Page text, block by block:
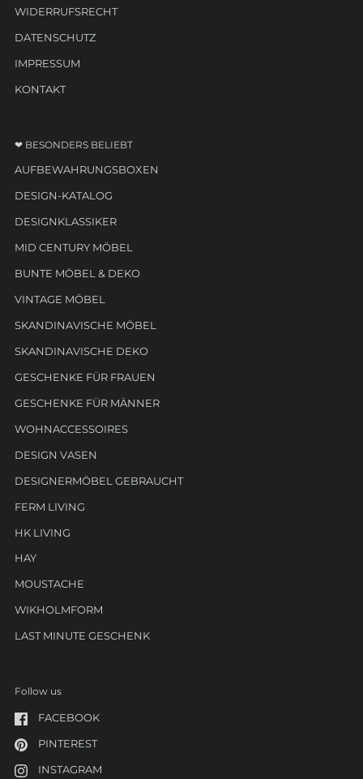
WIDERRUFSRECHT
DATENSCHUTZ
IMPRESSUM
KONTAKT
❤ BESONDERS BELIEBT
AUFBEWAHRUNGSBOXEN
DESIGN-KATALOG
DESIGNKLASSIKER
MID CENTURY MÖBEL
BUNTE MÖBEL & DEKO
VINTAGE MÖBEL
SKANDINAVISCHE MÖBEL
SKANDINAVISCHE DEKO
GESCHENKE FÜR FRAUEN
GESCHENKE FÜR MÄNNER
WOHNACCESSOIRES
DESIGN VASEN
DESIGNERMÖBEL GEBRAUCHT
FERM LIVING
HK LIVING
HAY
MOUSTACHE
WIKHOLMFORM
LAST MINUTE GESCHENK
Follow us
FACEBOOK
PINTEREST
INSTAGRAM